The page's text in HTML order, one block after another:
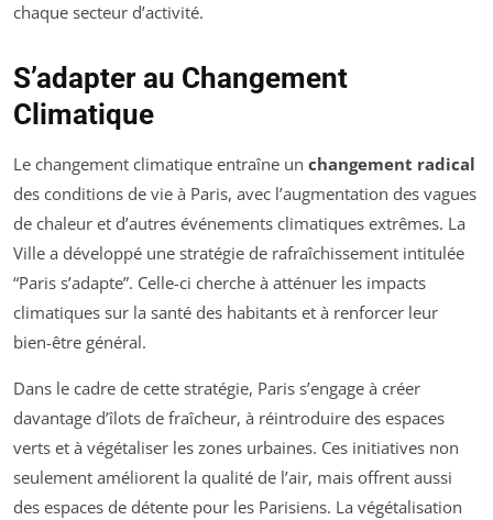
chaque secteur d’activité.
S’adapter au Changement
Climatique
Le changement climatique entraîne un changement radical
des conditions de vie à Paris, avec l’augmentation des vagues
de chaleur et d’autres événements climatiques extrêmes. La
Ville a développé une stratégie de rafraîchissement intitulée
“Paris s’adapte”. Celle-ci cherche à atténuer les impacts
climatiques sur la santé des habitants et à renforcer leur
bien-être général.
Dans le cadre de cette stratégie, Paris s’engage à créer
davantage d’îlots de fraîcheur, à réintroduire des espaces
verts et à végétaliser les zones urbaines. Ces initiatives non
seulement améliorent la qualité de l’air, mais offrent aussi
des espaces de détente pour les Parisiens. La végétalisation